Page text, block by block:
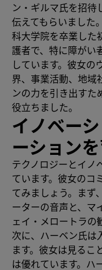
ン・ギルマ氏を招待
伝えてもらいました
科大学院を卒業した
護者で、特に障がい
しています。彼女の
界、事業活動、地域
ンの力を引き出すた
役立ちました。
イノベー
ーション
テクノロジーとイノ
ています。彼女のコ
てみましょう。まず
ーターの音声と、マ
ェイ・メロートラの
次に、ハーベン氏は
ます。彼女は見るこ
は優れています。ハ